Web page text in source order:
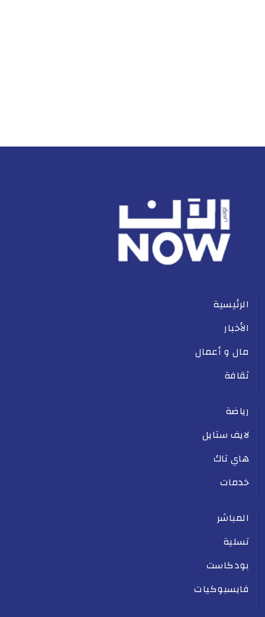
الرئيسية
الأخبار
مال و أعمال
ثقافة
رياضة
لايف ستايل
هاي تاك
خدمات
المباشر
تسلية
بودكاست
فايسبوكيات